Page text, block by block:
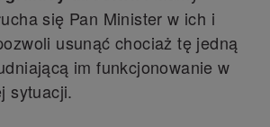
się Pan Minister w ich i
usunąć chociaż tę jedną
im funkcjonowanie w
sytuacji.